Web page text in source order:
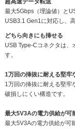
超高速データ転送
最大5Gbps（理論値）と
USB3.1 Gen1に対応し、
どちら向きにも挿せる
USB Type-Cコネクタは
す。
1万回の挿抜に耐える堅牢
1万回の挿抜に耐える堅牢
破損しにくい構造です。
最大5V3Aの電力供給が可
最大5V3Aの電力供給が可